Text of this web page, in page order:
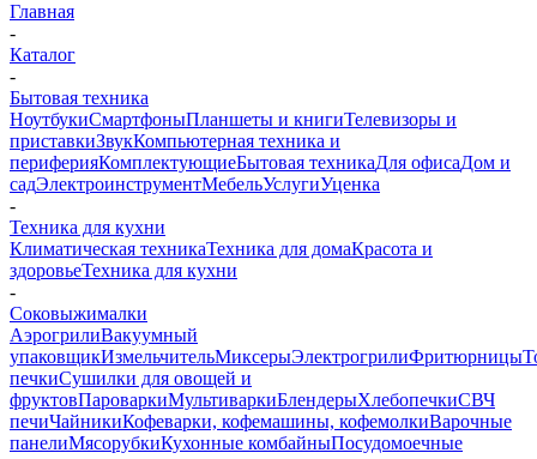
Главная
-
Каталог
-
Бытовая техника
НоутбукиСмартфоныПланшеты и книгиТелевизоры и
приставкиЗвукКомпьютерная техника и
периферияКомплектующиеБытовая техникаДля офисаДом и
садЭлектроинструментМебельУслугиУценка
-
Техника для кухни
Климатическая техникаТехника для домаКрасота и
здоровьеТехника для кухни
-
Соковыжималки
АэрогрилиВакуумный
упаковщикИзмельчительМиксерыЭлектрогрилиФритюрницы
печкиСушилки для овощей и
фруктовПароваркиМультиваркиБлендерыХлебопечкиСВЧ
печиЧайникиКофеварки, кофемашины, кофемолкиВарочные
панелиМясорубкиКухонные комбайныПосудомоечные